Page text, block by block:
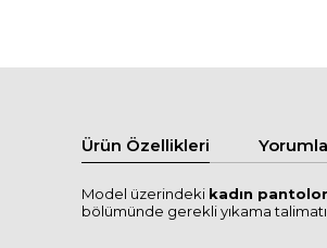
Ürün Özellikleri
Model üzerindeki kadın
bölümünde gerekli yıkama